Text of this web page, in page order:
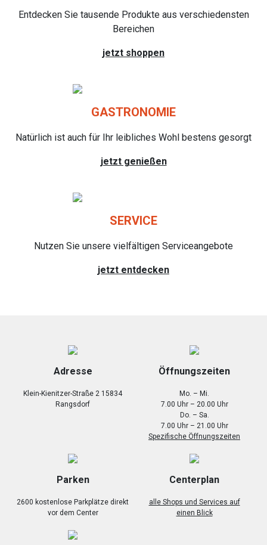
Entdecken Sie tausende Produkte aus verschiedensten
Bereichen
jetzt shoppen
GASTRONOMIE
Natürlich ist auch für Ihr leibliches Wohl bestens gesorgt
jetzt genießen
SERVICE
Nutzen Sie unsere vielfältigen Serviceangebote
jetzt entdecken
Adresse
Klein-Kienitzer-Straße 2 15834
Rangsdorf
Öffnungszeiten
Mo. – Mi.
7.00 Uhr – 20.00 Uhr
Do. – Sa.
7.00 Uhr – 21.00 Uhr
Spezifische Öffnungszeiten
Parken
2600 kostenlose Parkplätze direkt
vor dem Center
Centerplan
alle Shops und Services auf
einen Blick